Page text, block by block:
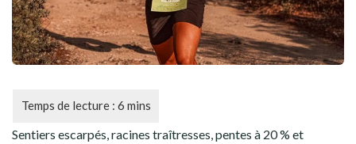
Sentiers escarpés, racines traîtresses, pentes à 20 % et